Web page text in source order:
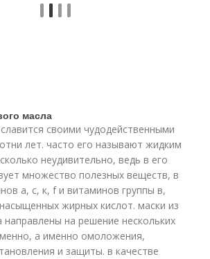
масла
своими чудодейственными
лет. часто его называют жидким
неудивительно, ведь в его
множество полезных веществ, в
а, с, к, f и витаминов группы в,
жирных кислот. маски из
направлены на решение нескольких
а именно омоложения,
и защиты. в качестве